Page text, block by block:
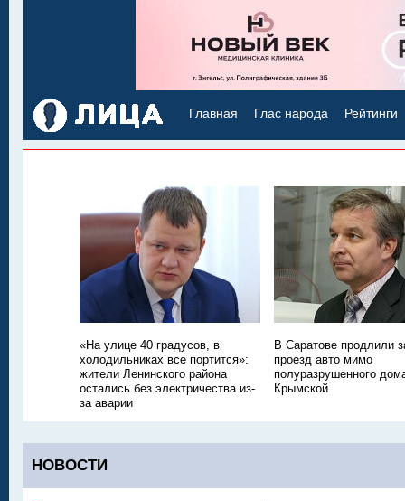
Главная Глас народа Рейтинги
«На улице 40 градусов, в
холодильниках все портится»:
жители Ленинского района
остались без электричества из-
за аварии
В Саратове продлили
проезд авто мимо
полуразрушенного
Крымской
НОВОСТИ